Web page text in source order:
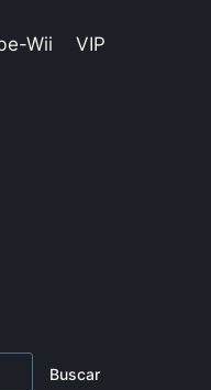
Wii VIP
Buscar